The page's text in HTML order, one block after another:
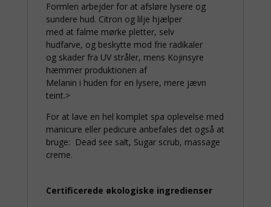
Formlen arbejder for at afsløre lysere og
sundere hud. Citron og lilje hjælper
med at falme mørke pletter, selv
hudfarve, og beskytte mod frie radikaler
og skader fra UV stråler, mens Kojinsyre
hæmmer produktionen af
Melanin i huden for en lysere, mere jævn
teint.>
For at lave en hel komplet spa oplevelse med
manicure eller pedicure anbefales det også at
bruge: Dead see salt, Sugar scrub, massage
creme.
Certificerede økologiske ingredienser